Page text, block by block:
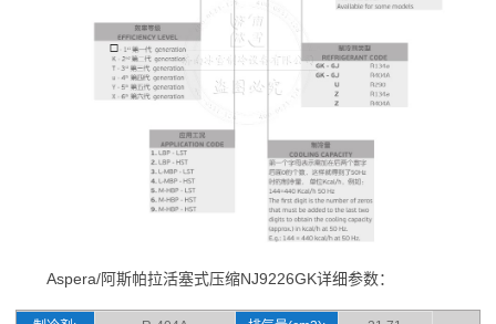
Aspera/阿斯帕拉活塞式压缩NJ9226GK详细参数：